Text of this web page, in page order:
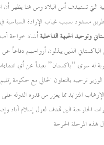
التي تستهدف أمن البلاد ومن هنا يظهر أن
مسدود بسبب غياب الإرادة السياسية
وتوحيد الجبهة الداخليةأشاد خواجة
الذين يبذلون أرواحهم دفاعاً
له سوى “باكستان” بعيداً عن أي
ترحيبه بالتعاون الحالي مع حكومة
المتزايد مما يعزز من قدرة الدولة على
الخارجية التي تهدف لعزل إسلام آباد
هذه المرحلة الحرجة